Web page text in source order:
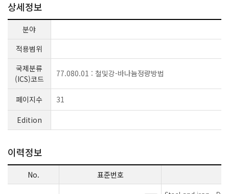
상세정보
분야
적용범위
국제분류
(ICS)코드
77.080.01 : 철및강-바나늄정량방법
페이지수
31
Edition
이력정보
No. 표준번호